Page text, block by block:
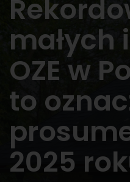
małych
OZE w
to
2025